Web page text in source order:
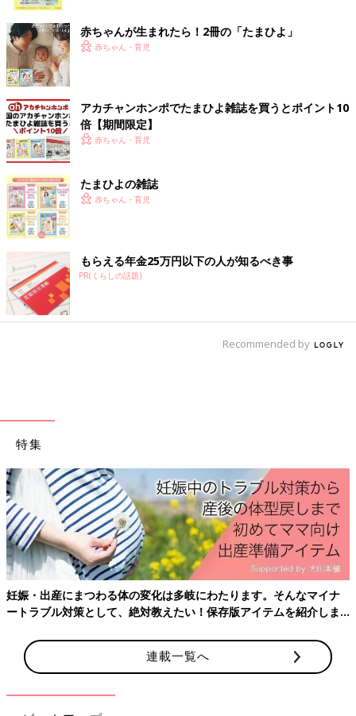
出典：Instagramアカウント「moto_nitori」
ことりさんは、
らはシンプルなデザインで、使わない時は折りたたむこともでき
る室内物干しアイテムなんだそう。ピンチハンガー、たこあしハ
ンガーなど、たっぷり干せるんだとか。組み立てがカンタンなの
もうれしいですよね。
必要な時だけシュッと引き出すだけ♪ 室内物干しワ
イヤーpid 4M（ピッドヨンエム）
赤ちゃんが生まれたら！2冊の「たまひよ」
赤ちゃん・育児
アカチャンホンポでたまひよ雑誌を買うとポイント10
倍【期間限定】
赤ちゃん・育児
たまひよの雑誌
赤ちゃん・育児
もらえる年金25万円以下の人が知るべき事
PR(くらしの話題)
Recommended by
特集
妊娠・出産にまつわる体の変化は多岐にわたります。そんなマイナ
ートラブル対策として、絶対教えたい！保存版アイテムを紹介しま
連載一覧へ